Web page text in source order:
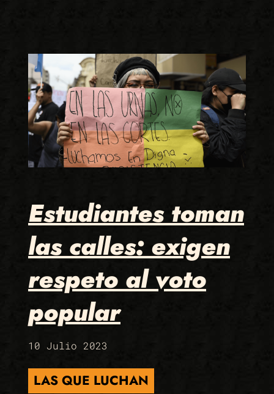
Estudiantes toman
las calles: exigen
respeto al voto
popular
10 Julio 2023
LAS QUE LUCHAN